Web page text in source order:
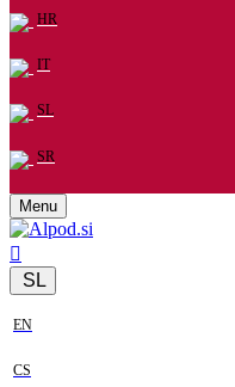
HR
IT
SL
SR
Menu
SL
EN
CS